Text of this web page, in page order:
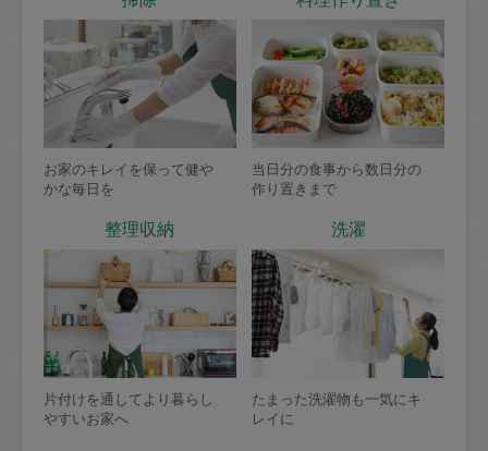
お家のキレイを保って健や
かな毎日を
当日分の食事から数日分の
作り置きまで
整理収納
片付けを通してより暮らし
やすいお家へ
洗濯
たまった洗濯物も一気にキ
レイに